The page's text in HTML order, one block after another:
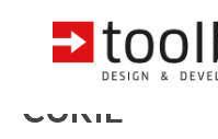
Transfert
Alpes :
CURIE